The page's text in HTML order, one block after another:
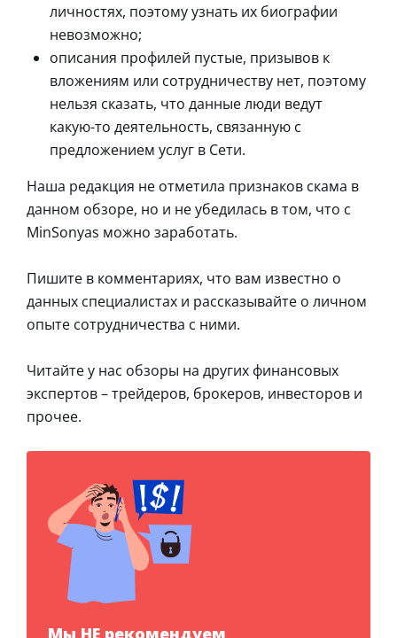
личностях, поэтому узнать их биографии
невозможно;
описания профилей пустые, призывов к
вложениям или сотрудничеству нет, поэтому
нельзя сказать, что данные люди ведут
какую-то деятельность, связанную с
предложением услуг в Сети.
Наша редакция не отметила признаков скама в
данном обзоре, но и не убедилась в том, что с
MinSonyas можно заработать.
Пишите в комментариях, что вам известно о
данных специалистах и рассказывайте о личном
опыте сотрудничества с ними.
Читайте у нас обзоры на других финансовых
экспертов – трейдеров, брокеров, инвесторов и
прочее.
Мы НЕ рекомендуем